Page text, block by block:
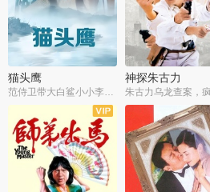
猫头鹰
范侍卫带大白鲨小小李破案寻妃
神探朱古力